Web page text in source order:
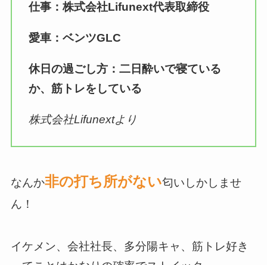
仕事：株式会社Lifunext代表取締役
愛車：ベンツGLC
休日の過ごし方：二日酔いで寝ている
か、筋トレをしている
株式会社Lifunextより
なんか非の打ち所がない匂いしかしませ
ん！
イケメン、会社社長、多分陽キャ、筋トレ好き